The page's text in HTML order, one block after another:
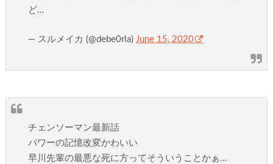
ど…
— スルメイカ (@debe0rla)June 15, 2020
チェンソーマン最新話
パワーの記憶改変かわいい
早川先輩の最悪な死に方ってそういうことかぁ…